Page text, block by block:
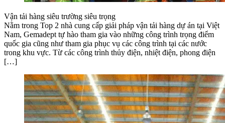
Vận tải hàng siêu trường siêu trọng
Nằm trong Top 2 nhà cung cấp giải pháp vận tải hàng dự án tại Việt
Nam, Gemadept tự hào tham gia vào những công trình trọng điểm
quốc gia cũng như tham gia phục vụ các công trình tại các nước
trong khu vực. Từ các công trình thủy điện, nhiệt điện, phong điện
[…]